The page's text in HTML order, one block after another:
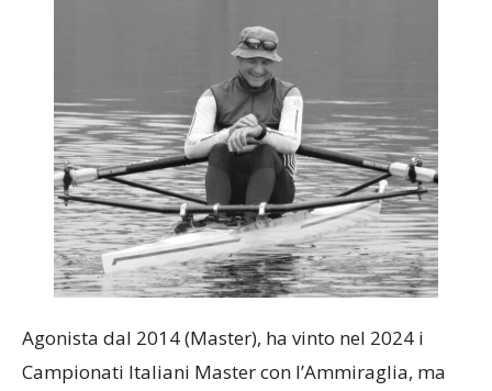
Agonista dal 2014 (Master), ha vinto nel 2024 i
Campionati Italiani Master con l’Ammiraglia, ma